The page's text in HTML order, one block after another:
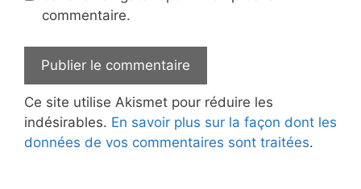
commentaire.
Ce site utilise Akismet pour réduire les
indésirables. En savoir plus sur la façon dont les
données de vos commentaires sont traitées.